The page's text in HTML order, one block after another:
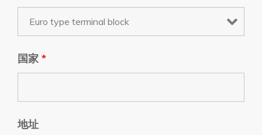
国家 *
地址